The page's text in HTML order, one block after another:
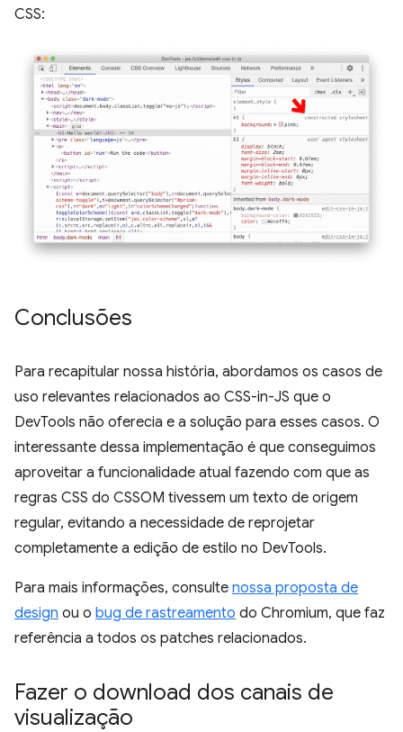
CSS:
Conclusões
Para recapitular nossa história, abordamos os casos de
uso relevantes relacionados ao CSS-in-JS que o
DevTools não oferecia e a solução para esses casos. O
interessante dessa implementação é que conseguimos
aproveitar a funcionalidade atual fazendo com que as
regras CSS do CSSOM tivessem um texto de origem
regular, evitando a necessidade de reprojetar
completamente a edição de estilo no DevTools.
Para mais informações, consulte nossa proposta de
design ou o bug de rastreamento do Chromium, que faz
referência a todos os patches relacionados.
Fazer o download dos canais de
visualização